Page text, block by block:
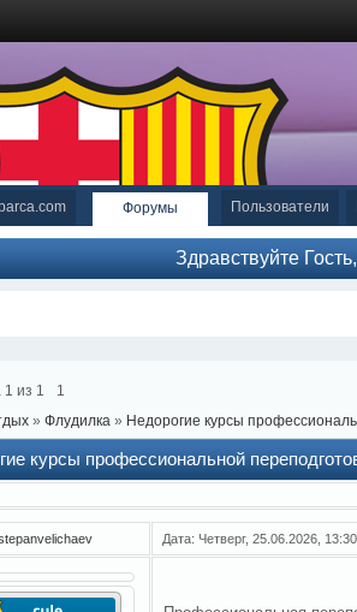
Форумы Пользователи
Здравствуйте
1 из 1
1
» Флудилка » Недорогие курсы
курсы профессиональной
Дата: Четверг, 25.06.2026,